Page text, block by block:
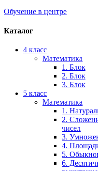
Обучение в центре
Каталог
4 класс
Математика
1. Блок
2. Блок
3. Блок
5 класс
Математика
1.
2.
чисел
3.
4.
5.
6.